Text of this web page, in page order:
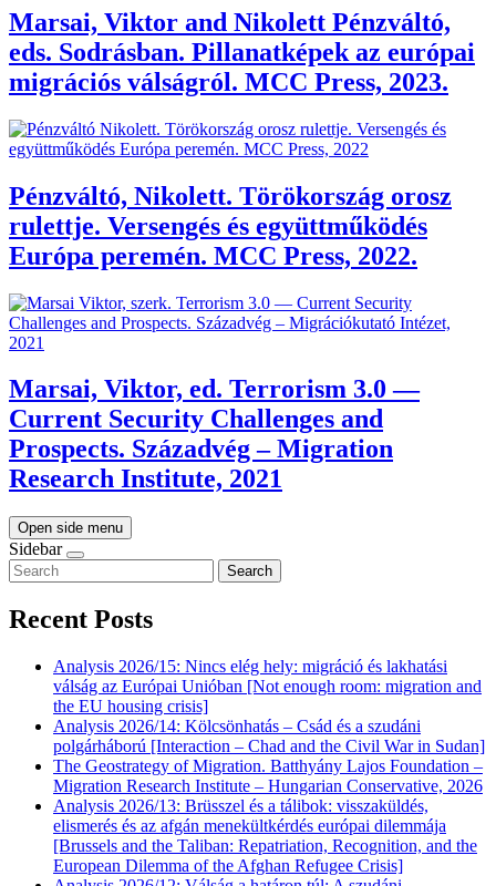
Marsai, Viktor and Nikolett Pénzváltó,
eds. Sodrásban. Pillanatképek az európai
migrációs válságról. MCC Press, 2023.
Pénzváltó, Nikolett. Törökország orosz
rulettje. Versengés és együttműködés
Európa peremén. MCC Press, 2022.
Marsai, Viktor, ed. Terrorism 3.0 —
Current Security Challenges and
Prospects. Századvég – Migration
Research Institute, 2021
Open side menu
Sidebar
Search
Recent Posts
Analysis 2026/15: Nincs elég hely: migráció és lakhatási
válság az Európai Unióban [Not enough room: migration and
the EU housing crisis]
Analysis 2026/14: Kölcsönhatás – Csád és a szudáni
polgárháború [Interaction – Chad and the Civil War in Sudan]
The Geostrategy of Migration. Batthyány Lajos Foundation –
Migration Research Institute – Hungarian Conservative, 2026
Analysis 2026/13: Brüsszel és a tálibok: visszaküldés,
elismerés és az afgán menekültkérdés európai dilemmája
[Brussels and the Taliban: Repatriation, Recognition, and the
European Dilemma of the Afghan Refugee Crisis]